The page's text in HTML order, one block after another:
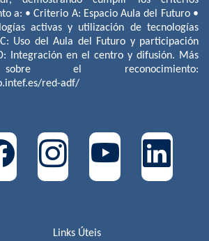
Links Úteis
a: • Criterio A: Espacio Aula del Futuro •
activas y utilización de tecnologías
Uso del Aula del Futuro y participación
Integración en el centro y difusión. Más
sobre el reconocimiento:
red-adf/